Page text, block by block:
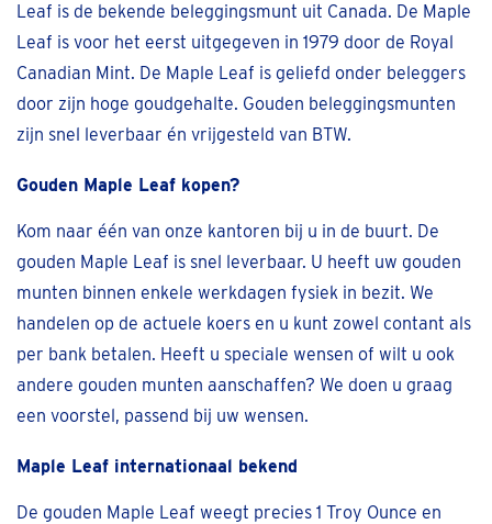
Leaf is de bekende beleggingsmunt uit Canada. De Maple
Leaf is voor het eerst uitgegeven in 1979 door de Royal
Canadian Mint. De Maple Leaf is geliefd onder beleggers
door zijn hoge goudgehalte. Gouden beleggingsmunten
zijn snel leverbaar én vrijgesteld van BTW.
Gouden Maple Leaf kopen?
Kom naar één van onze kantoren bij u in de buurt. De
gouden Maple Leaf is snel leverbaar. U heeft uw gouden
munten binnen enkele werkdagen fysiek in bezit. We
handelen op de actuele koers en u kunt zowel contant als
per bank betalen. Heeft u speciale wensen of wilt u ook
andere gouden munten aanschaffen? We doen u graag
een voorstel, passend bij uw wensen.
Maple Leaf internationaal bekend
De gouden Maple Leaf weegt precies 1 Troy Ounce en